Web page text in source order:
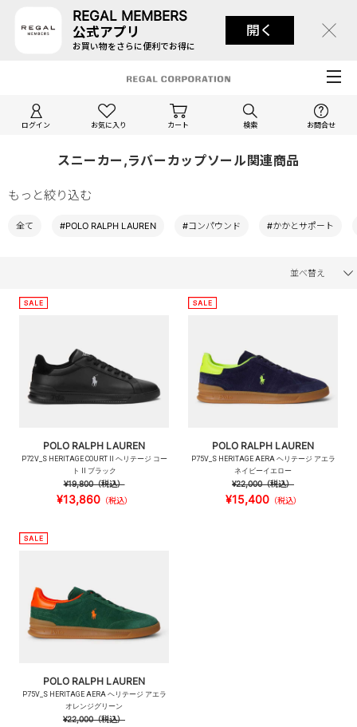
REGAL MEMBERS
公式アプリ
お買い物をさらに便利でお得に
開く
ログイン お気に入り カート 検索 お問合せ
スニーカー,ラバーカップソール関連商品
もっと絞り込む
全て #POLO RALPH LAUREN #コンパウンド #かかとサポート
並べ替え
POLO RALPH LAUREN
P72V_S HERITAGE COURT II ヘリテージ コー
ト II ブラック
¥19,800（税込）
¥13,860（税込）
POLO RALPH LAUREN
P75V_S HERITAGE AERA ヘリテージ アエラ
ネイビーイエロー
¥22,000（税込）
¥15,400（税込）
POLO RALPH LAUREN
P75V_S HERITAGE AERA ヘリテージ アエラ
オレンジグリーン
¥22,000（税込）